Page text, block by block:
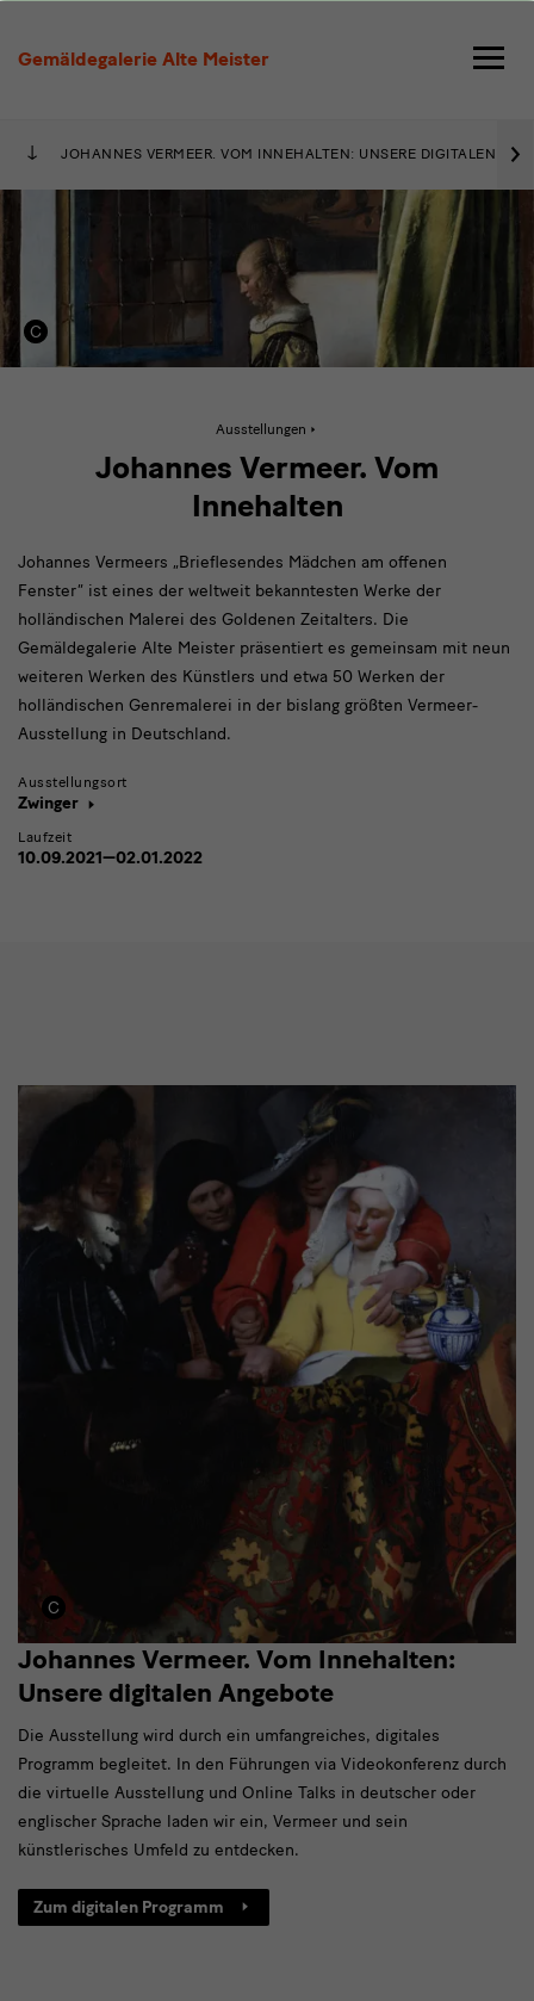
Gemäldegalerie Alte Meister
Johannes
Dresdner
„Briefleserin
am
offenen
Fenster“
und
holländische
Genremalerei
des
17.
Jahrhunderts
JOHANNES VERMEER. VOM INNEHALTEN: UNSERE DIGITALEN ›
Ausstellungen
Johannes
Dresdner
offenen
und
die
Genremalerei
des
Jahrhunderts
Johannes Vermeer. Vom
Innehalten
Johannes Vermeers „Brieflesendes Mädchen am offenen
Fenster“ ist eines der weltweit bekanntesten Werke der
holländischen Malerei des Goldenen Zeitalters. Die
Gemäldegalerie Alte Meister präsentiert es gemeinsam mit neun
weiteren Werken des Künstlers und etwa 50 Werken der
holländischen Genremalerei in der bislang größten Vermeer-
Ausstellung in Deutschland.
Ausstellungsort
Zwinger
Laufzeit
10.09.2021—02.01.2022
Johannes Vermeer. Vom Innehalten:
Unsere digitalen Angebote
Die Ausstellung wird durch ein umfangreiches, digitales
Programm begleitet. In den Führungen via Videokonferenz durch
die virtuelle Ausstellung und Online Talks in deutscher oder
englischer Sprache laden wir ein, Vermeer und sein
künstlerisches Umfeld zu entdecken.
Zum digitalen Programm